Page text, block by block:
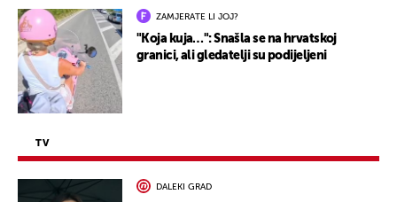
ZAMJERATE LI JOJ?
"Koja kuja…": Snašla se na hrvatskoj
granici, ali gledatelji su podijeljeni
TV
DALEKI GRAD